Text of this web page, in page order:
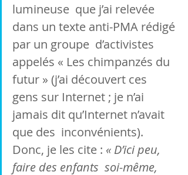
lumineuse  que j’ai relevée
dans un texte anti-PMA rédigé
par un groupe  d’activistes
appelés « Les chim­panzés du
futur » (j’ai découvert ces
gens sur Internet ; je n’ai
jamais dit qu’Internet n’avait
que des  inconvénients).
Donc, je les cite : « D’ici peu,
faire des enfants  soi-même,